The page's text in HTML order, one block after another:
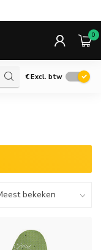
0
€Excl. btw